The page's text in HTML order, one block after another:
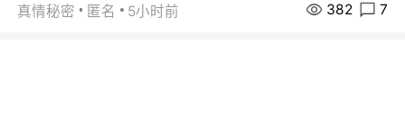
真情秘密 匿名 5小时前 382 7